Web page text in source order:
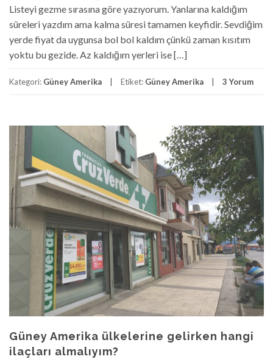
Listeyi gezme sırasına göre yazıyorum. Yanlarına kaldığım
süreleri yazdım ama kalma süresi tamamen keyfidir. Sevdiğim
yerde fiyat da uygunsa bol bol kaldım çünkü zaman kısıtım
yoktu bu gezide. Az kaldığım yerleri ise […]
Kategori: Güney Amerika Etiket: Güney Amerika 3 Yorum
Güney Amerika ülkelerine gelirken hangi
ilaçları almalıyım?